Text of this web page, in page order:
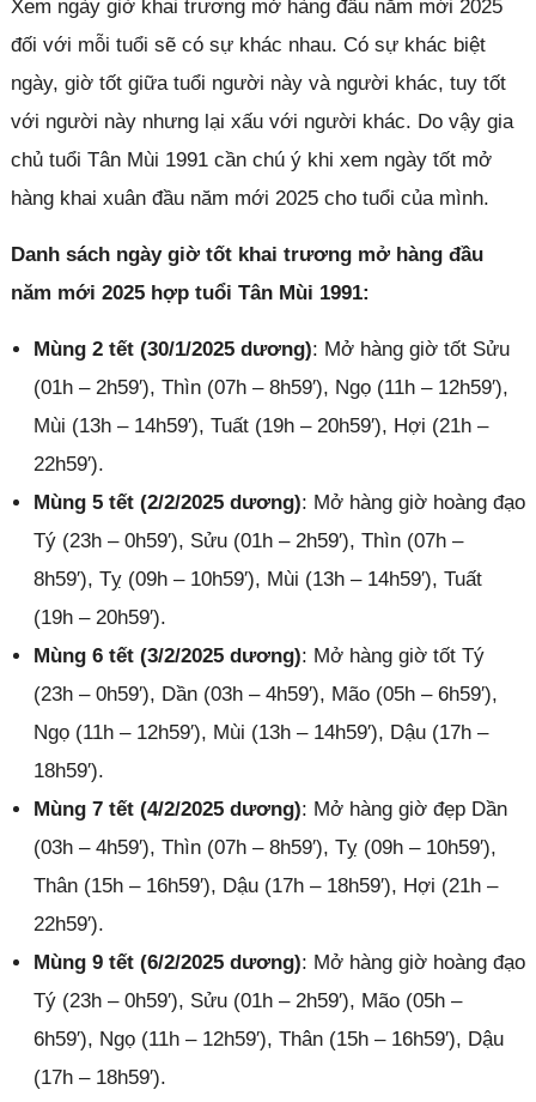
Xem ngày giờ khai trương mở hàng đầu năm mới 2025
đối với mỗi tuổi sẽ có sự khác nhau. Có sự khác biệt
ngày, giờ tốt giữa tuổi người này và người khác, tuy tốt
với người này nhưng lại xấu với người khác. Do vậy gia
chủ tuổi Tân Mùi 1991 cần chú ý khi xem ngày tốt mở
hàng khai xuân đầu năm mới 2025 cho tuổi của mình.
Danh sách ngày giờ tốt khai trương mở hàng đầu
năm mới 2025 hợp tuổi Tân Mùi 1991:
Mùng 2 tết (30/1/2025 dương): Mở hàng giờ tốt Sửu
(01h – 2h59′), Thìn (07h – 8h59′), Ngọ (11h – 12h59′),
Mùi (13h – 14h59′), Tuất (19h – 20h59′), Hợi (21h –
22h59′).
Mùng 5 tết (2/2/2025 dương): Mở hàng giờ hoàng đạo
Tý (23h – 0h59′), Sửu (01h – 2h59′), Thìn (07h –
8h59′), Tỵ (09h – 10h59′), Mùi (13h – 14h59′), Tuất
(19h – 20h59′).
Mùng 6 tết (3/2/2025 dương): Mở hàng giờ tốt Tý
(23h – 0h59′), Dần (03h – 4h59′), Mão (05h – 6h59′),
Ngọ (11h – 12h59′), Mùi (13h – 14h59′), Dậu (17h –
18h59′).
Mùng 7 tết (4/2/2025 dương): Mở hàng giờ đẹp Dần
(03h – 4h59′), Thìn (07h – 8h59′), Tỵ (09h – 10h59′),
Thân (15h – 16h59′), Dậu (17h – 18h59′), Hợi (21h –
22h59′).
Mùng 9 tết (6/2/2025 dương): Mở hàng giờ hoàng đạo
Tý (23h – 0h59′), Sửu (01h – 2h59′), Mão (05h –
6h59′), Ngọ (11h – 12h59′), Thân (15h – 16h59′), Dậu
(17h – 18h59′).